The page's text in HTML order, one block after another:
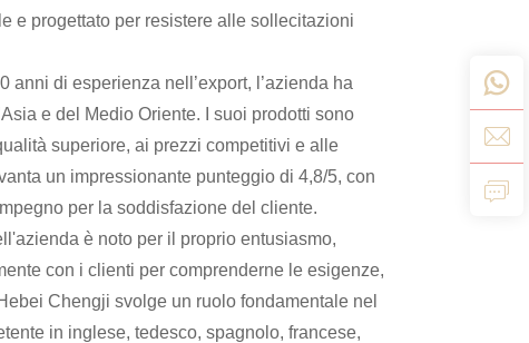
e progettato per resistere alle sollecitazioni
di esperienza nell’export, l’azienda ha
e del Medio Oriente. I suoi prodotti sono
superiore, ai prezzi competitivi e alle
un impressionante punteggio di 4,8/5, con
per la soddisfazione del cliente.
è noto per il proprio entusiasmo,
con i clienti per comprenderne le esigenze,
Chengji svolge un ruolo fondamentale nel
in inglese, tedesco, spagnolo, francese,